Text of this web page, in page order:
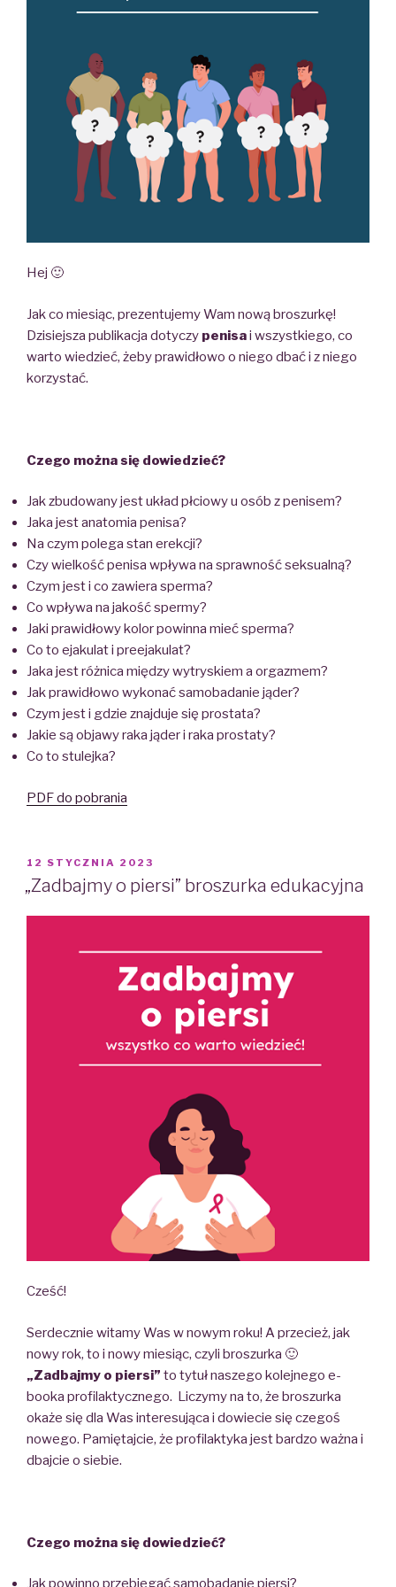
Hej 🙂
Jak co miesiąc, prezentujemy Wam nową broszurkę!
Dzisiejsza publikacja dotyczy penisai wszystkiego, co
warto wiedzieć, żeby prawidłowo o niego dbać i z niego
korzystać.
Czego można się dowiedzieć?
Jak zbudowany jest układ płciowy u osób z penisem?
Jaka jest anatomia penisa?
Na czym polega stan erekcji?
Czy wielkość penisa wpływa na sprawność seksualną?
Czym jest i co zawiera sperma?
Co wpływa na jakość spermy?
Jaki prawidłowy kolor powinna mieć sperma?
Co to ejakulat i preejakulat?
Jaka jest różnica między wytryskiem a orgazmem?
Jak prawidłowo wykonać samobadanie jąder?
Czym jest i gdzie znajduje się prostata?
Jakie są objawy raka jąder i raka prostaty?
Co to stulejka?
PDF do pobrania
POSTED
ON
12 STYCZNIA 2023
„Zadbajmy o piersi” broszurka edukacyjna
Cześć!
Serdecznie witamy Was w nowym roku! A przecież, jak
nowy rok, to i nowy miesiąc, czyli broszurka 🙂
„Zadbajmy o piersi” to tytuł naszego kolejnego e-
booka profilaktycznego. Liczymy na to, że broszurka
okaże się dla Was interesująca i dowiecie się czegoś
nowego. Pamiętajcie, że profilaktyka jest bardzo ważna i
dbajcie o siebie.
Czego można się dowiedzieć?